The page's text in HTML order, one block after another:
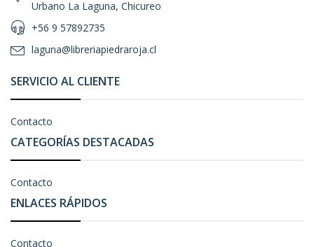
Urbano La Laguna, Chicureo
+56 9 57892735
laguna@libreriapiedraroja.cl
SERVICIO AL CLIENTE
Contacto
CATEGORÍAS DESTACADAS
Contacto
ENLACES RÁPIDOS
Contacto